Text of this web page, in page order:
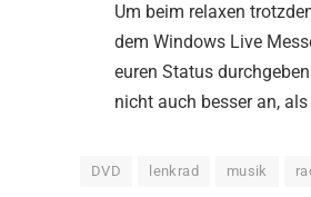
Um beim relaxen
dem Windows Live
euren Status
nicht auch besser an,
DVD lenkrad musik